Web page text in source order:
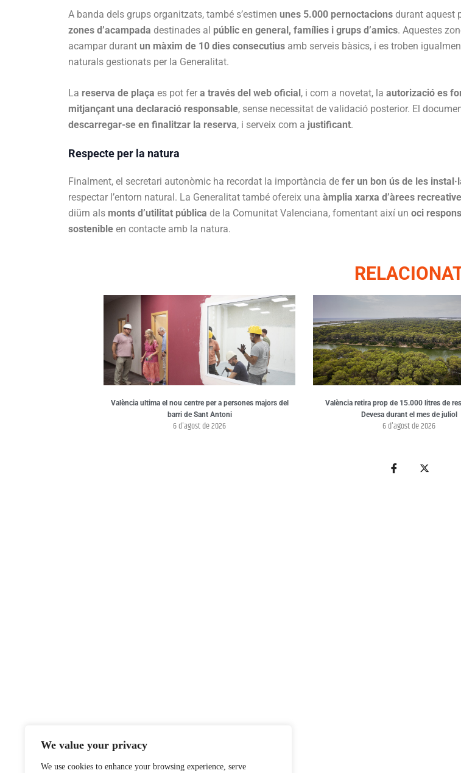
We value your privacy
We use cookies to enhance your browsing experience, serve
A banda dels grups organitzats, també s’estimen unes 5.000 pernoctacions durant aquest
zones d’acampada destinades al públic en general, famílies i grups d’amics. Aquestes
acampar durant un màxim de 10 dies consecutius amb serveis bàsics, i es troben
naturals gestionats per la Generalitat.
La reserva de plaça es pot fer a través del web oficial , i com a novetat, la autorizació es
mitjançant una declaració responsable, sense necessitat de validació posterior. El
descarregar-se en finalitzar la reserva, i serveix com a justificant.
Respecte per la natura
Finalment, el secretari autonòmic ha recordat la importància de fer un bon ús de les
respectar l’entorn natural. La Generalitat també ofereix una àmplia xarxa d’àrees
diürn als monts d’utilitat pública de la Comunitat Valenciana, fomentant així un oci
sostenible en contacte amb la natura.
València ultima el nou centre per a persones majors del
barri de Sant Antoni
6 d'agost de 2026
València retira prop de 15.000 litres de
Devesa durant el mes de juliol
6 d'agost de 2026